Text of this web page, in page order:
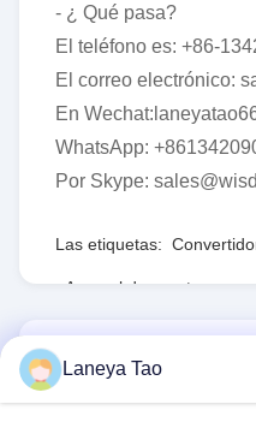
- ¿ Qué pasa?
El teléfono es: +86-
El correo electrónico:
En
WhatsApp:
Por Skype:
Las etiquetas:
Arsenal de puerta
ENVÍE EL RFQ
Laneya Tao